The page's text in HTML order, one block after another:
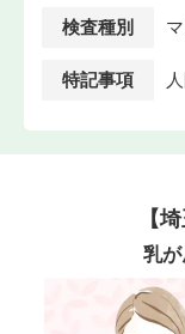
検査種別
特記事項
【
乳が